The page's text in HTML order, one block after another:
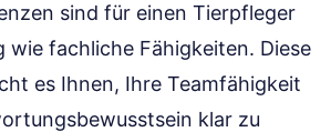
sind für einen Tierpfleger
wie fachliche Fähigkeiten. Diese
es Ihnen, Ihre Teamfähigkeit
klar zu